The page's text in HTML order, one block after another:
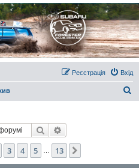
Клубные покатушки на природе и
и просто много общения с друзьями.
Вхід
Реєстрація
Пошук
1 13
3 4 5 13